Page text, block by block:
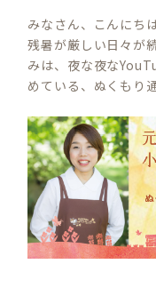
みなさん、こんにち
残暑が厳しい日々が
みは、夜な夜な
めている、ぬくもり